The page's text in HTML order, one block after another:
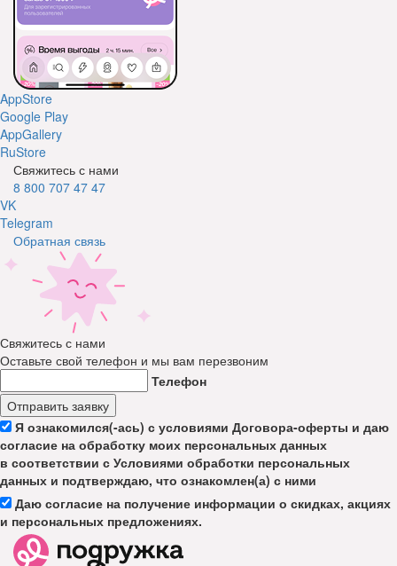
AppStore
Google Play
AppGallery
RuStore
Свяжитесь с нами
8 800 707 47 47
VK
Telegram
Обратная связь
Свяжитесь с нами
Оставьте свой телефон и мы вам перезвоним
Телефон
Отправить заявку
Я ознакомился(-ась) с условиями Договора-оферты и даю
согласие на обработку моих персональных данных
в соответствии с Условиями обработки персональных
данных и подтверждаю, что ознакомлен(а) с ними
Даю согласие на получение информации о скидках, акциях
и персональных предложениях.